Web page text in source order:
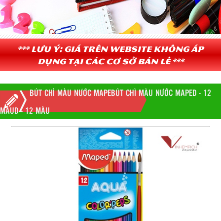
*** Lưu ý: Giá trên website không áp
dụng tại các cơ sở bán lẻ ***
BÚT CHÌ MÀU NƯỚC MAPEBÚT CHÌ MÀU NƯỚC MAPED - 12
MÀUD - 12 MÀU